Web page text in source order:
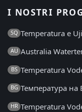
I NOSTRI
SQ Temperatura e
AU Australia
BS Temperatura
BG Температура на
HR Temperatura